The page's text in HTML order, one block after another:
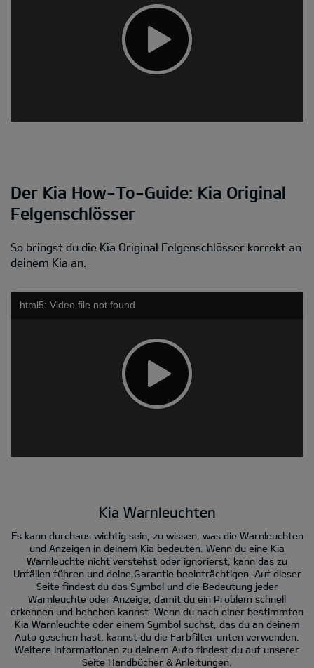
Der Kia How-To-Guide: Kia Original
Felgenschlösser
So bringst du die Kia Original Felgenschlösser korrekt an
deinem Kia an.
html5: Video file not found
Kia Warnleuchten
Es kann durchaus wichtig sein, zu wissen, was die Warnleuchten
und Anzeigen in deinem Kia bedeuten. Wenn du eine Kia
Warnleuchte nicht verstehst oder ignorierst, kann das zu
Unfällen führen und deine Garantie beeinträchtigen. Auf dieser
Seite findest du das Symbol und die Bedeutung jeder
Warnleuchte oder Anzeige, damit du ein Problem schnell
erkennen und beheben kannst. Wenn du nach einer bestimmten
Kia Warnleuchte oder einem Symbol suchst, das du an deinem
Auto gesehen hast, kannst du die Farbfilter unten verwenden.
Weitere Informationen zu deinem Auto findest du auf unserer
Seite Handbücher & Anleitungen.